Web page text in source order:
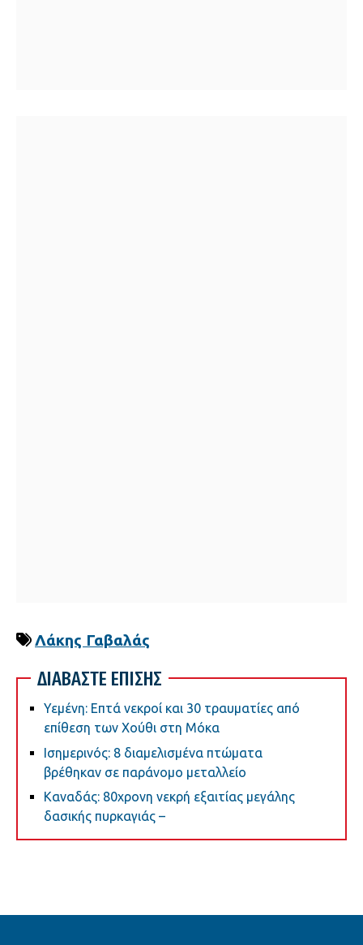
Λάκης Γαβαλάς
ΔΙΑΒΑΣΤΕ ΕΠΙΣΗΣ
Υεμένη: Επτά νεκροί και 30 τραυματίες από
επίθεση των Χούθι στη Μόκα
Ισημερινός: 8 διαμελισμένα πτώματα
βρέθηκαν σε παράνομο μεταλλείο
Καναδάς: 80χρονη νεκρή εξαιτίας μεγάλης
δασικής πυρκαγιάς –